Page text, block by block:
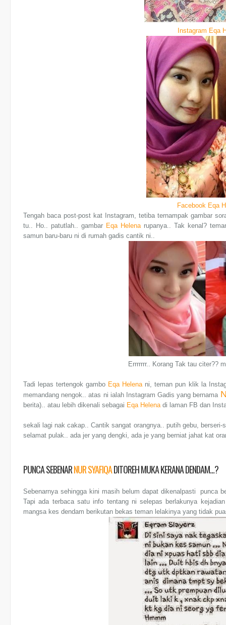
Instagram Eqa
Facebook Eqa
Tengah baca post-post kat Instagram, tetiba ternampak gambar
tu.. Ho.. patutlah.. gambar Eqa Helenarupanya.. Tak kenal?
samun baru-baru ni di rumah gadis cantik ni..
Errrrrrr.. Korang Tak tau citer??
Tadi lepas tertengok gambo Eqa Helenani, teman pun klik la
memandang nengok.. atas ni ialah Instagram Gadis yang bernama
berita).. atau lebih dikenali sebagai Eqa Helenadi laman FB dan
sekali lagi nak cakap.. Cantik sangat orangnya.. putih gebu,
selamat pulak.. ada jer yang dengki, ada je yang berniat jahat kat
PUNCA SEBENARNUR SYAFIQADITOREH MUKA KERANA DENDAM…?
Sebenarnya sehingga kini masih belum dapat dikenalpasti punca
Tapi ada terbaca satu info tentang ni selepas berlakunya
mangsa kes dendam berikutan bekas teman lelakinya yang tidak